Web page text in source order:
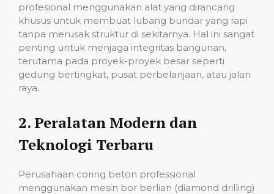
profesional menggunakan alat yang dirancang
khusus untuk membuat lubang bundar yang rapi
tanpa merusak struktur di sekitarnya. Hal ini sangat
penting untuk menjaga integritas bangunan,
terutama pada proyek-proyek besar seperti
gedung bertingkat, pusat perbelanjaan, atau jalan
raya.
2. Peralatan Modern dan
Teknologi Terbaru
Perusahaan coring beton professional
menggunakan mesin bor berlian (diamond drilling)